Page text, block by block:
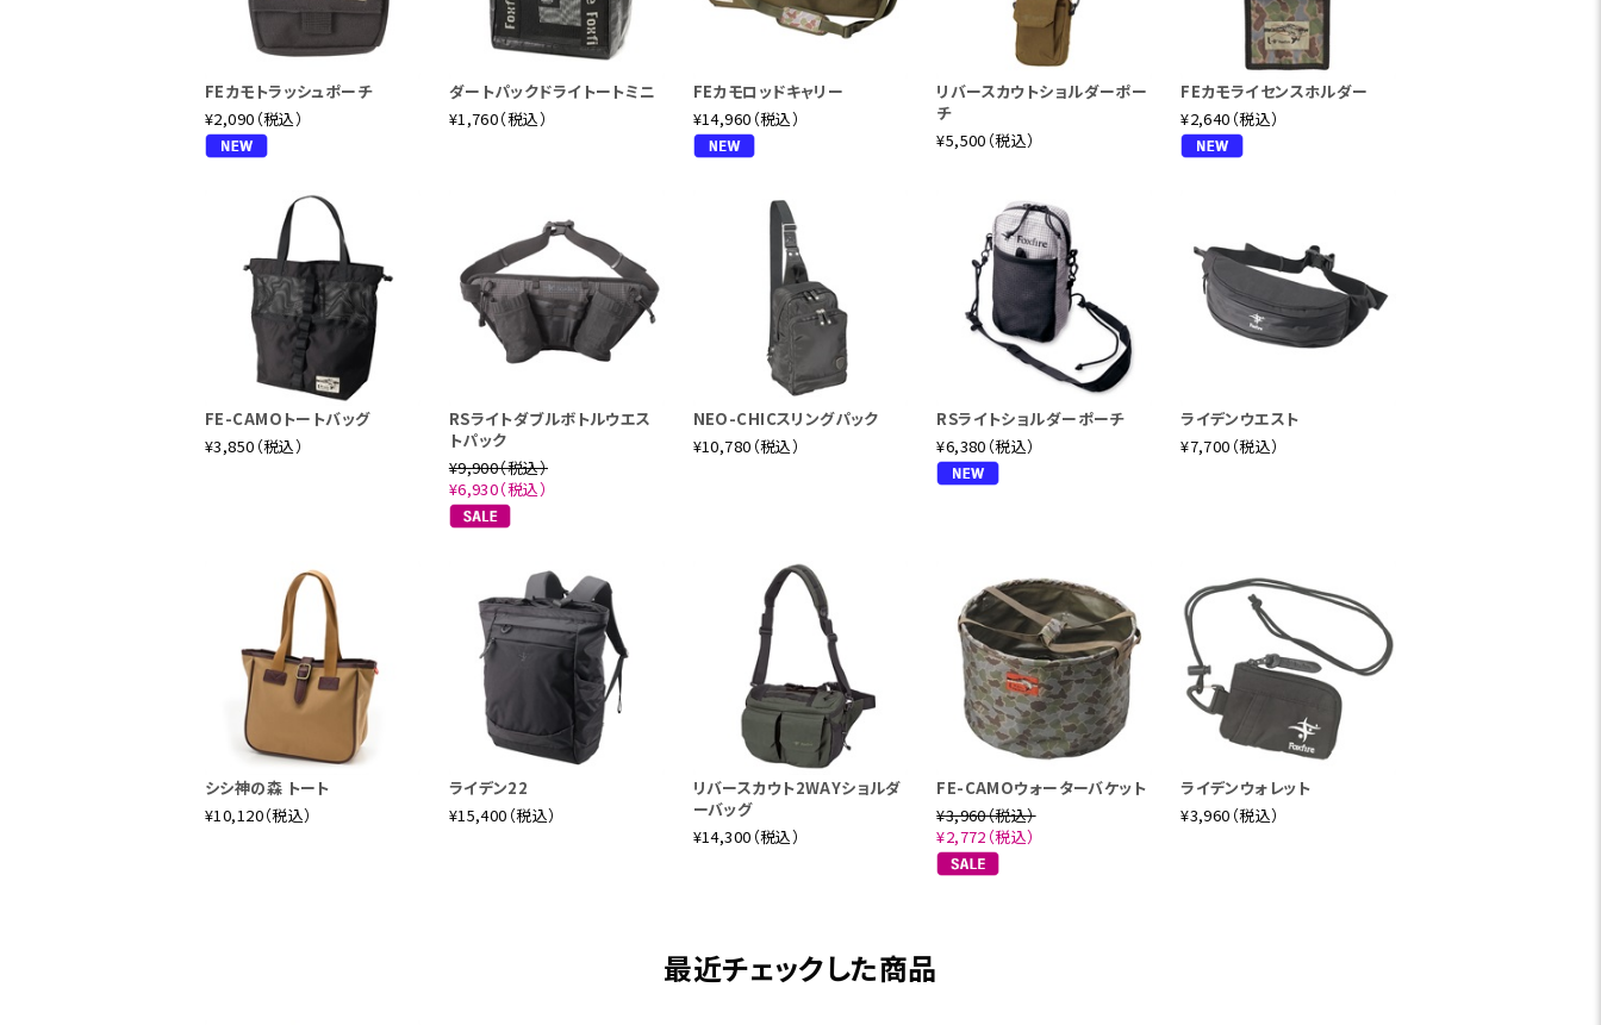
FEカモトラッシュポーチ
¥2,090（税込）
ダートパックドライトートミニ
¥1,760（税込）
FEカモロッドキャリー
¥14,960（税込）
リバースカウトショルダーポー
チ
¥5,500（税込）
FEカモライセンスホルダー
¥2,640（税込）
FE-CAMOトートバッグ
¥3,850（税込）
RSライトダブルボトルウエス
トパック
¥9,900（税込）
¥6,930（税込）
NEO-CHICスリングパック
¥10,780（税込）
RSライトショルダーポーチ
¥6,380（税込）
ライデンウエスト
¥7,700（税込）
シシ神の森 トート
¥10,120（税込）
ライデン22
¥15,400（税込）
リバースカウト2WAYショルダ
ーバッグ
¥14,300（税込）
FE-CAMOウォーターバケット
¥3,960（税込）
¥2,772（税込）
ライデンウォレット
¥3,960（税込）
最近チェックした商品